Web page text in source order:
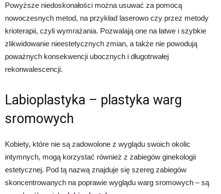
Powyższe niedoskonałości można usuwać za pomocą
nowoczesnych metod, na przykład laserowo czy przez metody
krioterapii, czyli wymrażania. Pozwalają one na łatwe i szybkie
zlikwidowanie nieestetycznych zmian, a także nie powodują
poważnych konsekwencji ubocznych i długotrwałej
rekonwalescencji.
Labioplastyka – plastyka warg
sromowych
Kobiety, które nie są zadowolone z wyglądu swoich okolic
intymnych, mogą korzystać również z zabiegów ginekologii
estetycznej. Pod tą nazwą znajduje się szereg zabiegów
skoncentrowanych na poprawie wyglądu warg sromowych – są